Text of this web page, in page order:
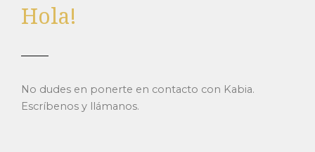
Hola!
No dudes en ponerte en contacto con Kabia.
Escríbenos y llámanos.